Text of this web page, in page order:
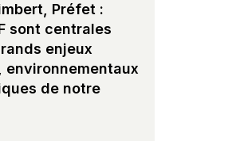
Préfet :
sont centrales
enjeux
environnementaux
de notre